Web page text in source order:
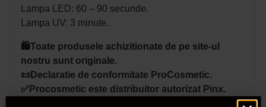
Lampa LED: 60 – 90 secunde.
Lampa UV: 3 minute.
🛍️Toate produsele achizitionate de pe site-ul
nostru sunt originale.
📜Declaratie de conformitate ProCosmetic.
✅Procosmetic este distribuitor autorizat Pinx.